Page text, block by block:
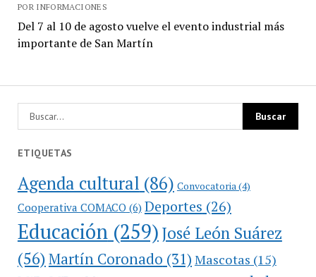
POR INFORMACIONES
Del 7 al 10 de agosto vuelve el evento industrial más
importante de San Martín
ETIQUETAS
Agenda cultural (86) Convocatoria (4)
Cooperativa COMACO(6) Deportes (26)
Educación(259)José León Suárez
(56)Martín Coronado (31) Mascotas (15)